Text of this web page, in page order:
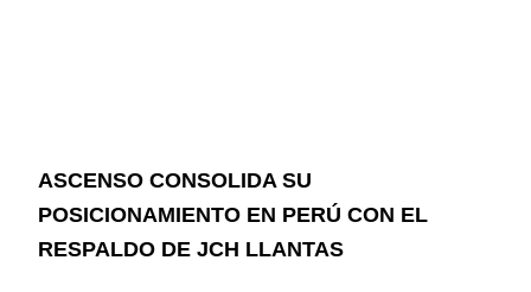
ASCENSO CONSOLIDA SU
POSICIONAMIENTO EN PERÚ CON EL
RESPALDO DE JCH LLANTAS